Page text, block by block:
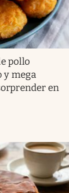
pollo
y mega
en